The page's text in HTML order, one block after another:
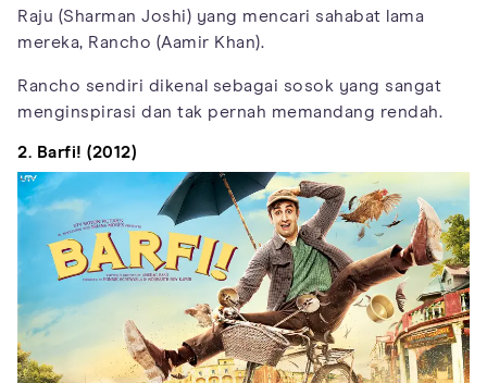
Raju (Sharman Joshi) yang mencari sahabat lama
mereka, Rancho (Aamir Khan).
Rancho sendiri dikenal sebagai sosok yang sangat
menginspirasi dan tak pernah memandang rendah.
2. Barfi! (2012)